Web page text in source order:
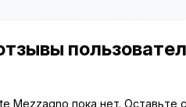
Mezzagno пока нет. Оставьте